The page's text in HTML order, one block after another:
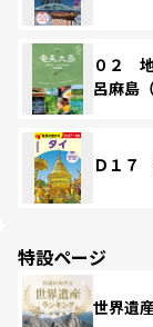
０２
呂麻島
Ｄ１７
特設ページ
世界遺